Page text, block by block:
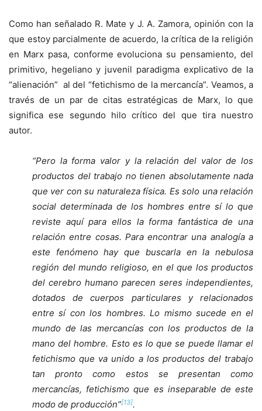
Como han señalado R. Mate y J. A. Zamora, opinión con la
que estoy parcialmente de acuerdo, la crítica de la religión
en Marx pasa, conforme evoluciona su pensamiento, del
primitivo, hegeliano y juvenil paradigma explicativo de la
“alienación” al del “fetichismo de la mercancía”. Veamos, a
través de un par de citas estratégicas de Marx, lo que
significa ese segundo hilo crítico del que tira nuestro
autor.
“Pero la forma valor y la relación del valor de los
productos del trabajo no tienen absolutamente nada
que ver con su naturaleza física. Es solo una relación
social determinada de los hombres entre sí lo que
reviste aquí para ellos la forma fantástica de una
relación entre cosas. Para encontrar una analogía a
este fenómeno hay que buscarla en la nebulosa
región del mundo religioso, en el que los productos
del cerebro humano parecen seres independientes,
dotados de cuerpos particulares y relacionados
entre sí con los hombres. Lo mismo sucede en el
mundo de las mercancías con los productos de la
mano del hombre. Esto es lo que se puede llamar el
fetichismo que va unido a los productos del trabajo
tan pronto como estos se presentan como
mercancías, fetichismo que es inseparable de este
modo de producción”[13].